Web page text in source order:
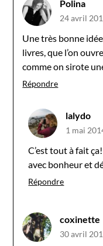
Polina
24 avril
Une très bonne
livres, que l’on
comme on sirote
Répondre
lalydo
1 mai
C’est tout à fait
avec bonheur et
Répondre
coxinette
30 avril